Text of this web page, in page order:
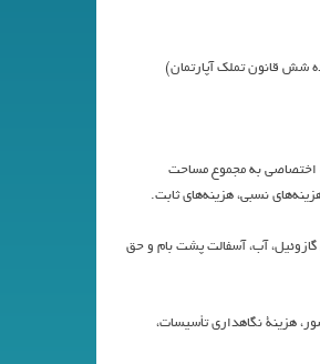
شش قانون تملك آپارتمان)
اختصاصي به مجموع مساحت
نسبي، هزينه‌هاي ثابت.
آب، آسفالت پشت بام و حق
هزينة نگاهداري تأسيسات،